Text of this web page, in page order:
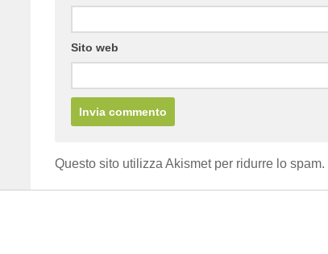
Sito web
Questo sito utilizza Akismet per ridurre lo spam.